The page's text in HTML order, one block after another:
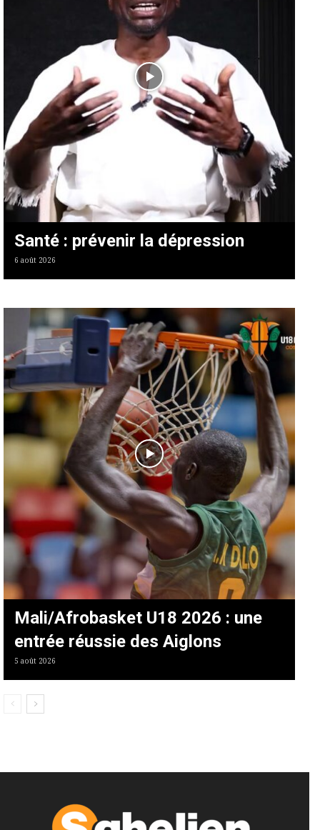
Santé : prévenir la dépression
6 août 2026
Mali/Afrobasket U18 2026 : une
entrée réussie des Aiglons
5 août 2026